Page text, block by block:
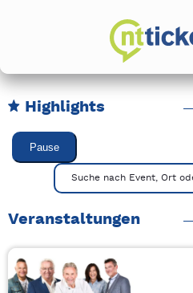
Highlights
Karussell Veranstaltungen
Pause
Mit Tab zu denSuche nach Event, Ort
Veranstaltungen